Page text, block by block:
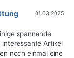
01.03.2025
spannende
interessante Artikel
noch einmal eine